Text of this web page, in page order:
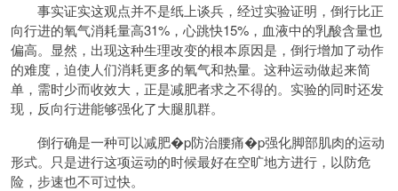
事实证实这观点并不是纸上谈兵，经过实验证明，倒行比正
向行进的氧气消耗量高31%，心跳快15%，血液中的乳酸含量也
偏高。显然，出现这种生理改变的根本原因是，倒行增加了动作
的难度，迫使人们消耗更多的氧气和热量。这种运动做起来简
单，需时少而收效大，正是减肥者求之不得的。实验的同时还发
现，反向行进能够强化了大腿肌群。
倒行确是一种可以减肥�p防治腰痛�p强化脚部肌肉的运动
形式。只是进行这项运动的时候最好在空旷地方进行，以防危
险，步速也不可过快。